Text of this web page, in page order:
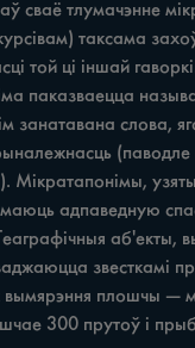
сваё тлумачэнне
таксама
той ці іншай
паказваецца
занатавана слова,
(паводле
Мікратапонімы,
адпаведную
аб'екты,
звесткамі
вымярэння плошчы —
300 прутоў i